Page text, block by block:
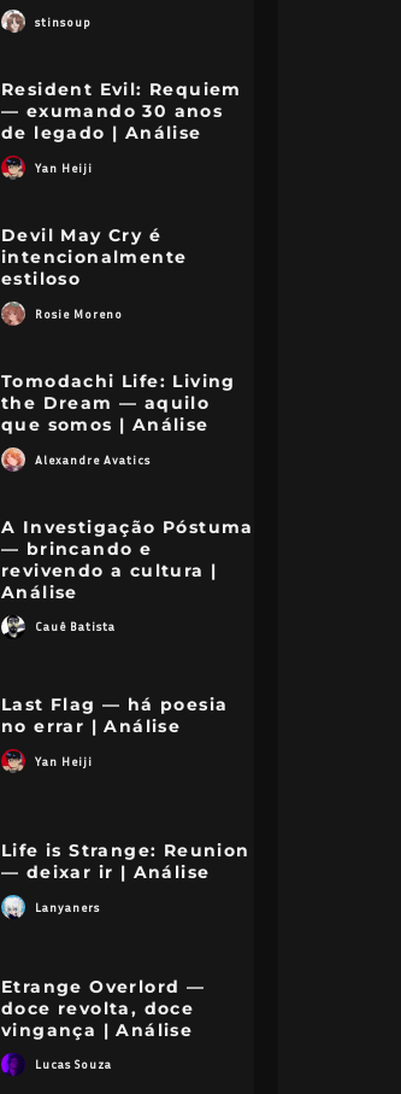
stinsoup
Resident Evil: Requiem
— exumando 30 anos
de legado | Análise
Yan Heiji
Devil May Cry é
intencionalmente
estiloso
Rosie Moreno
Tomodachi Life: Living
the Dream — aquilo
que somos | Análise
Alexandre Avatics
A Investigação Póstuma
— brincando e
revivendo a cultura |
Análise
Cauê Batista
Last Flag — há poesia
no errar | Análise
Yan Heiji
Life is Strange: Reunion
— deixar ir | Análise
Lanyaners
Etrange Overlord —
doce revolta, doce
vingança | Análise
Lucas Souza